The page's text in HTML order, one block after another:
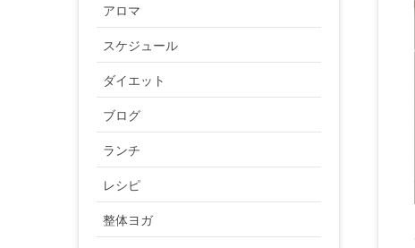
アロマ
スケジュール
ダイエット
ブログ
ランチ
レシピ
整体ヨガ